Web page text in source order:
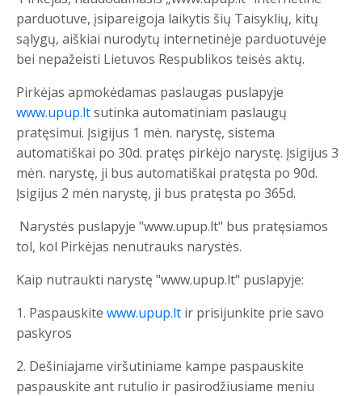
parduotuve, įsipareigoja laikytis šių Taisyklių, kitų
sąlygų, aiškiai nurodytų internetinėje parduotuvėje
bei nepažeisti Lietuvos Respublikos teisės aktų.
Pirkėjas apmokėdamas paslaugas puslapyje
www.upup.ltsutinka automatiniam paslaugų
pratęsimui. Įsigijus 1 mėn. narystę, sistema
automatiškai po 30d. pratęs pirkėjo narystę. Įsigijus 3
mėn. narystę, ji bus automatiškai pratęsta po 90d.
Įsigijus 2 mėn narystę, ji bus pratęsta po 365d.
Narystės puslapyje "www.upup.lt" bus pratęsiamos
tol, kol Pirkėjas nenutrauks narystės.
Kaip nutraukti narystę "www.upup.lt" puslapyje:
1. Paspauskite www.upup.lt ir prisijunkite prie savo
paskyros
2. Dešiniajame viršutiniame kampe paspauskite
paspauskite ant rutulio ir pasirodžiusiame meniu